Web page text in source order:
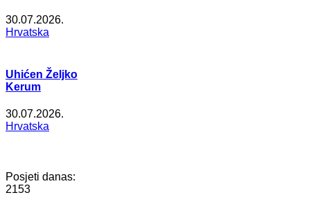
30.07.2026.
Hrvatska
Uhićen Željko
Kerum
30.07.2026.
Hrvatska
Posjeti danas:
2153